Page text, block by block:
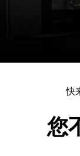
快
您